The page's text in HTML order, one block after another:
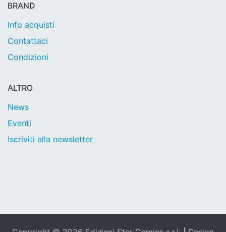
BRAND
Info acquisti
Contattaci
Condizioni
ALTRO
News
Eventi
Iscriviti alla newsletter